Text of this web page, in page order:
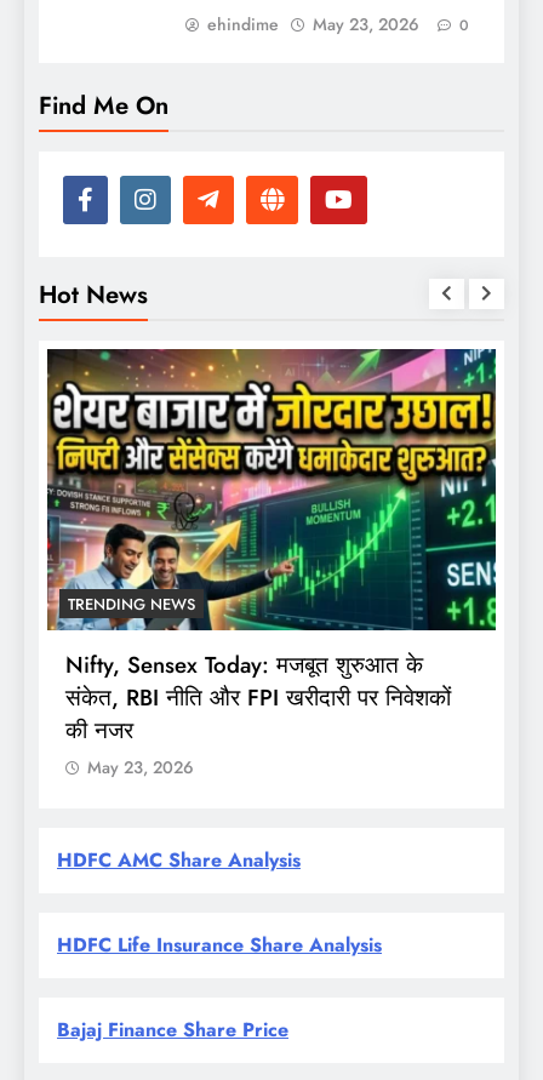
ehindime May 23, 2026 0
Find Me On
Hot News
TRENDING NEWS
सोमवार से बदलेंगे शेयर बाजार के ट्रेडिंग समय,
F&O सेगमेंट शाम 3:40 बजे तक रहेगा खुला
HDFC AMC Share Analysis
HDFC Life Insurance Share Analysis
Bajaj Finance Share Price